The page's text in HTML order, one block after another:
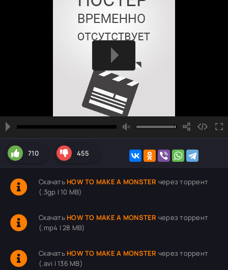
710 455
Скачать HOW TO MAKE A MONSTER через торрент
(.3gp | 10 MB)
Скачать HOW TO MAKE A MONSTER через торрент
(.mp4 | 28 MB)
Скачать HOW TO MAKE A MONSTER через торрент
(.avi | 136 MB)